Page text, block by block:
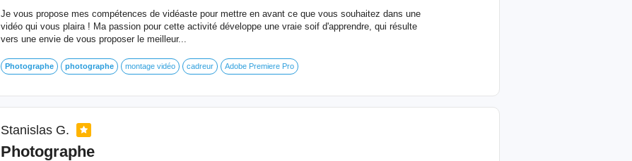
Je vous propose mes compétences de vidéaste pour mettre en avant ce que vous souhaitez dans une
vidéo qui vous plaira ! Ma passion pour cette activité développe une vraie soif d'apprendre, qui résulte
vers une envie de vous proposer le meilleur...
Photographe photographe montage vidéo cadreur Adobe Premiere Pro
Stanislas G.
Photographe